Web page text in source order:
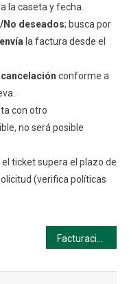
la caseta y fecha.
No deseados; busca por
la factura desde el
cancelación conforme a
con otro
no será posible
ticket supera el plazo de
(verifica políticas